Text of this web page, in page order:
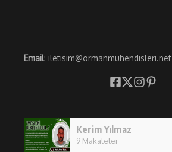
Email: iletisim@ormanmuhendisleri.net
Kerim Yılmaz
9 Makaleler